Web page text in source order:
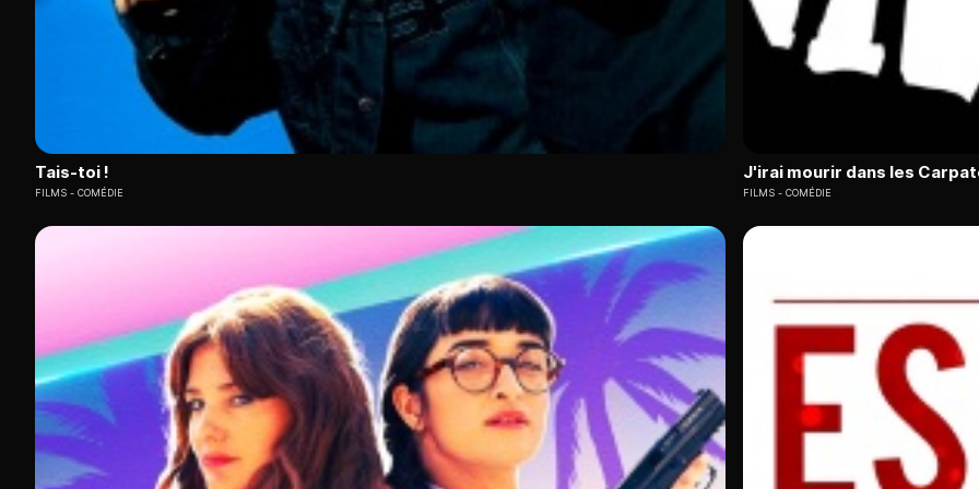
Tais-toi !
FILMS COMÉDIE
J'irai mourir dans les
FILMS COMÉDIE